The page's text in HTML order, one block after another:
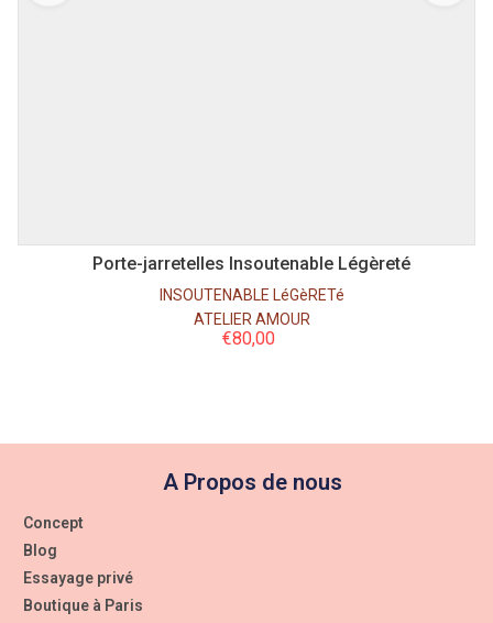
Porte-jarretelles Insoutenable Légèreté
INSOUTENABLE LéGèRETé
ATELIER AMOUR
€80,00
A Propos de nous
Concept
Blog
Essayage privé
Boutique à Paris